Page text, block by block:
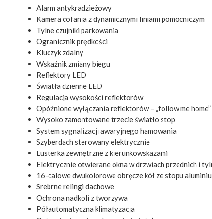
Alarm antykradzieżowy
Kamera cofania z dynamicznymi liniami pomocniczym
Tylne czujniki parkowania
Ogranicznik prędkości
Kluczyk zdalny
Wskaźnik zmiany biegu
Reflektory LED
Światła dzienne LED
Regulacja wysokości reflektorów
Opóźnione wyłączania reflektorów – „follow me home”
Wysoko zamontowane trzecie światło stop
System sygnalizacji awaryjnego hamowania
Szyberdach sterowany elektrycznie
Lusterka zewnętrzne z kierunkowskazami
Elektrycznie otwierane okna w drzwiach przednich i
16-calowe dwukolorowe obręcze kół ze stopu
Srebrne relingi dachowe
Ochrona nadkoli z tworzywa
Półautomatyczna klimatyzacja